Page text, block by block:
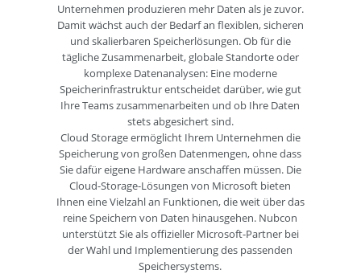
Unternehmen produzieren mehr Daten als je zuvor.
Damit wächst auch der Bedarf an flexiblen, sicheren
und skalierbaren Speicherlösungen. Ob für die
tägliche Zusammenarbeit, globale Standorte oder
komplexe Datenanalysen: Eine moderne
Speicherinfrastruktur entscheidet darüber, wie gut
Ihre Teams zusammenarbeiten und ob Ihre Daten
stets abgesichert sind.
Cloud Storage ermöglicht Ihrem Unternehmen die
Speicherung von großen Datenmengen, ohne dass
Sie dafür eigene Hardware anschaffen müssen. Die
Cloud-Storage-Lösungen von Microsoft bieten
Ihnen eine Vielzahl an Funktionen, die weit über das
reine Speichern von Daten hinausgehen. Nubcon
unterstützt Sie als offizieller Microsoft-Partner bei
der Wahl und Implementierung des passenden
Speichersystems.